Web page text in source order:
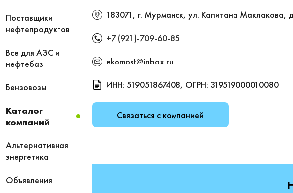
Поставщики
нефтепродуктов
Все для АЗС и
нефтебаз
Бензовозы
Каталог
компаний
Альтернативная
энергетика
Объявления
183071, г. Мурманск, ул. Капитана Маклакова,
+7 (921)-709-60-85
ekomost@inbox.ru
ИНН: 519051867408, ОГРН: 319519000010080
Связаться с компанией